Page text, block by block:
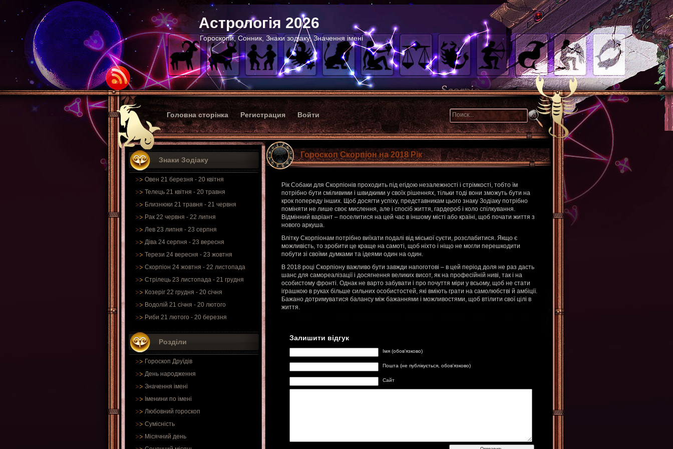
Астрологія 2026
Гороскопи, Сонник, Знаки зодіаку, Значення імені
Головна сторінка Регистрация Войти
Знаки Зодіаку
Овен 21 березня - 20 квітня
Телець 21 квітня - 20 травня
Близнюки 21 травня - 21 червня
Рак 22 червня - 22 липня
Лев 23 липня - 23 серпня
Діва 24 серпня - 23 вересня
Терези 24 вересня - 23 жовтня
Скорпіон 24 жовтня - 22 листопада
Стрілець 23 листопада - 21 грудня
Козеріг 22 грудня - 20 січня
Водолій 21 січня - 20 лютого
Риби 21 лютого - 20 березня
Розділи
Гороскоп Друїдів
День народження
Значення імені
Іменини по імені
Любовний гороскоп
Сумісність
Місячний день
Гороскоп Скорпіон на 2018 Рік
Рік Собаки для Скорпіонів проходить під егідою незалежності і стрімкості, тобто їм
потрібно бути сміливими і швидкими у своїх рішеннях, тільки тоді вони зможуть бути на
крок попереду інших. Щоб досягти успіху, представникам цього знаку Зодіаку потрібно
поміняти не лише своє мислення, але і спосіб життя, гардероб і коло спілкування.
Відмінний варіант – поселитися на цей час в іншому місті або країні, щоб почати життя з
нового аркуша.
Влітку Скорпіонам потрібно виїхати подалі від міської суєти, розслабитися. Якщо є
можливість, то зробити це краще на самоті, щоб ніхто і ніщо не могли перешкодити
побути зі своїми думками та ідеями один на один.
В 2018 році Скорпіону важливо бути завжди напоготові – в цей період доля не раз дасть
шанс для самореалізації і досягнення великих висот, як на професійній ниві, так і на
особистому фронті. Однак не варто забувати і про почуття міри у всьому, щоб не стати
іграшкою в руках більше сильних особистостей, які вміють грати на самолюбстві й амбіції.
Бажано дотримуватися балансу між бажаннями і можливостями, щоб втілити свої цілі в
життя.
Залишити відгук
Імя (обов'язково)
Пошта (не публікується, обов'язково)
Сайт